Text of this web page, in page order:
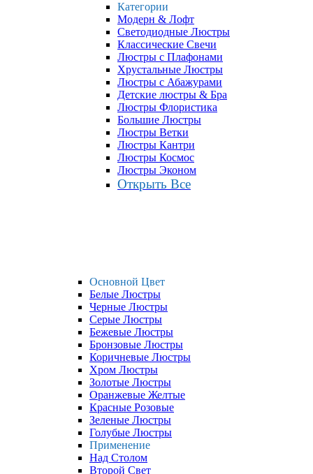
Категории
Модерн & Лофт
Светодиодные Люстры
Классические Свечи
Люстры с Плафонами
Хрустальные Люстры
Люстры с Абажурами
Детские люстры & Бра
Люстры Флористика
Большие Люстры
Люстры Ветки
Люстры Кантри
Люстры Космос
Люстры Эконом
Открыть Все
Основной Цвет
Белые Люстры
Черные Люстры
Серые Люстры
Бежевые Люстры
Бронзовые Люстры
Коричневые Люстры
Хром Люстры
Золотые Люстры
Оранжевые Желтые
Красные Розовые
Зеленые Люстры
Голубые Люстры
Применение
Над Столом
Второй Свет